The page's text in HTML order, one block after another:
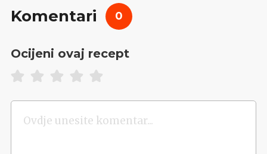
Komentari 0
Ocijeni ovaj recept